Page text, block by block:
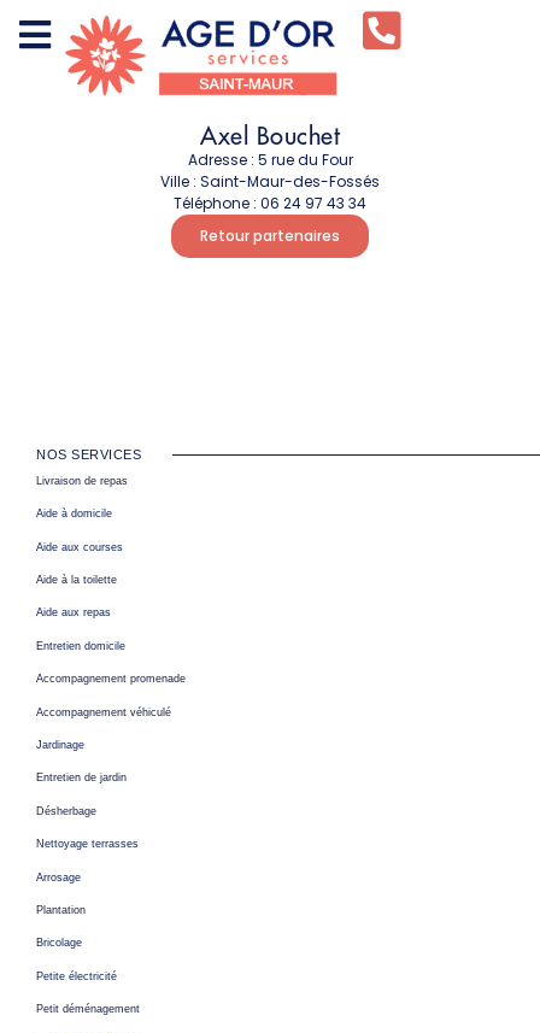
Axel Bouchet
Adresse : 5 rue du Four
Ville : Saint-Maur-des-Fossés
Téléphone : 06 24 97 43 34
Retour partenaires
NOS SERVICES
Livraison de repas
Aide à domicile
Aide aux courses
Aide à la toilette
Aide aux repas
Entretien domicile
Accompagnement promenade
Accompagnement véhiculé
Jardinage
Entretien de jardin
Désherbage
Nettoyage terrasses
Arrosage
Plantation
Bricolage
Petite électricité
Petit déménagement